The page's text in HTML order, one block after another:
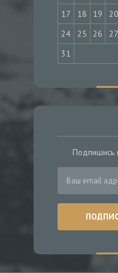
17
18 19 20
24
25 26 27
31
Подпишись